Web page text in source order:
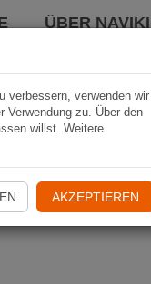
ÜBER NAVIKI
verbessern, verwenden wir
zu. Über den
willst. Weitere
AKZEPTIEREN